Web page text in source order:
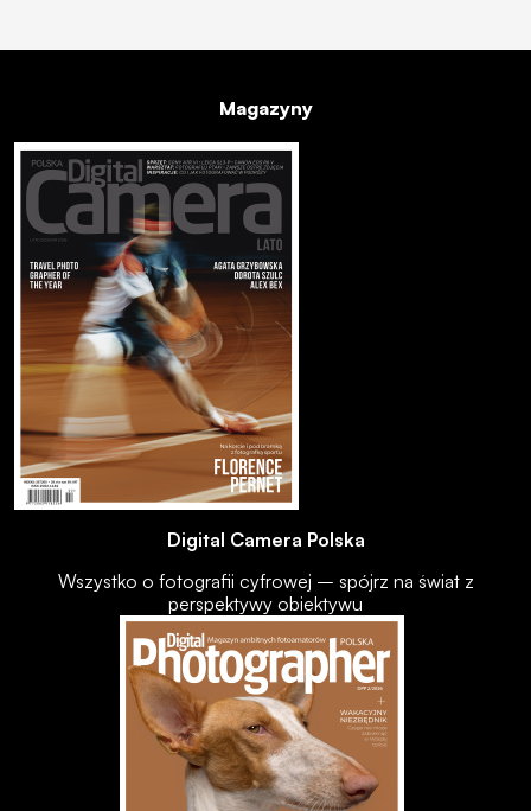
Magazyny
Digital Camera Polska
Wszystko o fotografii cyfrowej – spójrz na świat z
perspektywy obiektywu